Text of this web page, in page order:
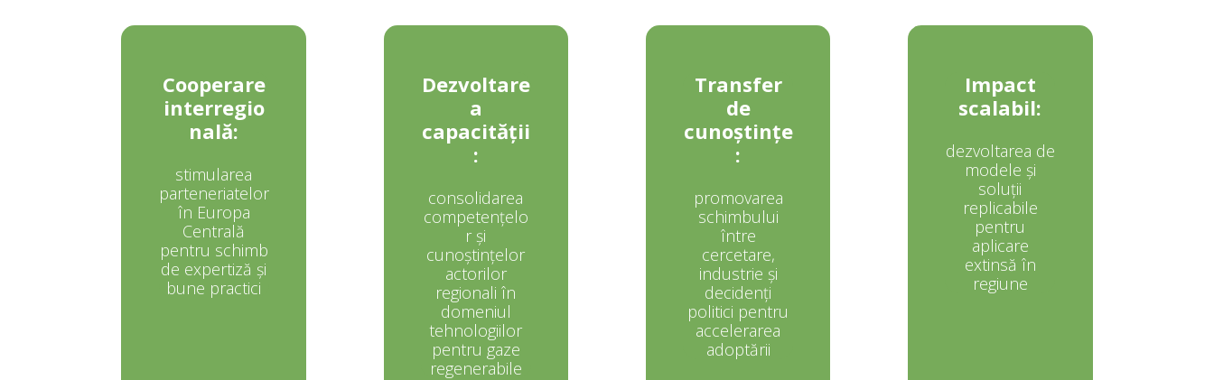
Cooperare
interregio
nală:
stimularea
parteneriatelor
în Europa
Centrală
pentru schimb
de expertiză și
bune practici
Dezvoltare
a
capacității
:
consolidarea
competențelo
r și
cunoștințelor
actorilor
regionali în
domeniul
tehnologiilor
pentru gaze
regenerabile
Transfer
de
cunoștințe
:
promovarea
schimbului
între
cercetare,
industrie și
decidenți
politici pentru
accelerarea
adoptării
Impact
scalabil:
dezvoltarea de
modele și
soluții
replicabile
pentru
aplicare
extinsă în
regiune